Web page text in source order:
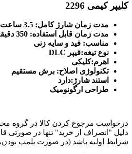
کلیپر کیمی 2296
مدت زمان شارژ‌ کامل: 3.5 ساعت
مدت زمان قابل استفاده: 350 دقیقه
مناسب: فید و سایه زنی
نوع تیغه:فیپر DLC
اهرم:کلیکی
تکنولوژی اصلاح: برش مستقیم
استند شارژ:دارد
طراحی ارگونومیک
درخواست مرجوع کردن کالا در گروه
دلیل "انصراف از خرید" تنها در صورتی
شرایط اولیه باشد (در صورت پلمپ بودن،